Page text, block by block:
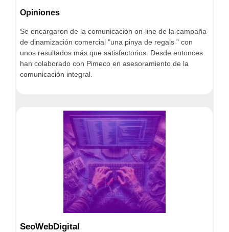
Opiniones
Se encargaron de la comunicación on-line de la campaña
de dinamización comercial "una pinya de regals " con
unos resultados más que satisfactorios. Desde entonces
han colaborado con Pimeco en asesoramiento de la
comunicación integral.
SeoWebDigital